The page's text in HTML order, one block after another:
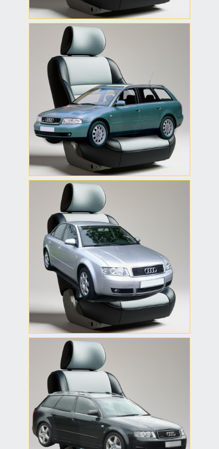
Чехлы Audi A4 B5
Универсал
Чехлы для Audi A4 B5
универсал (Avant) —
учтены особенности
заднего ряда и формы
багажного отсека.
Чехлы Audi A4 B6
Седан
Авточехлы на Audi A4 B6
седан — плотное
прилегание, аккуратные
вырезы под элементы
салона, стильный вид.
Чехлы Audi A4 B6
Универсал
Чехлы на универсал Audi
A4 B6 — разработаны по
лекалам, идеально
повторяют форму
сидений и не мешают
эксплуатации.